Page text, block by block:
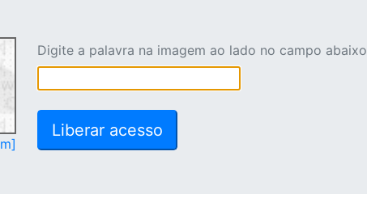
Digite a palavra na imagem ao lado no campo abaixo